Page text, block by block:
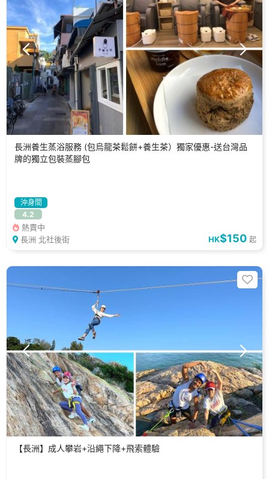
長洲養生蒸浴服務 (包烏龍茶鬆餅+養生茶）獨家優惠-送台灣品
牌的獨立包裝蒸腳包
沖身間
4.2
熱賣中
長洲 北社後街
HK$150 起
【長洲】成人攀岩+沿繩下降+飛索體驗